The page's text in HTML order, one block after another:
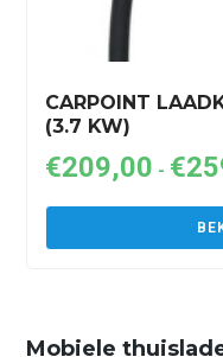
CARPOINT
(3.7 KW)
€209,00 - €
Mobiele